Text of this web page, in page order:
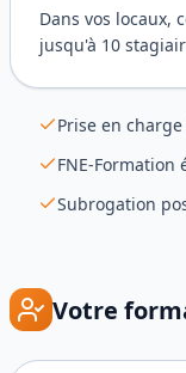
Dans vos locaux,
jusqu'à 10
Prise en charge
FNE-Formation
Subrogation
Votre